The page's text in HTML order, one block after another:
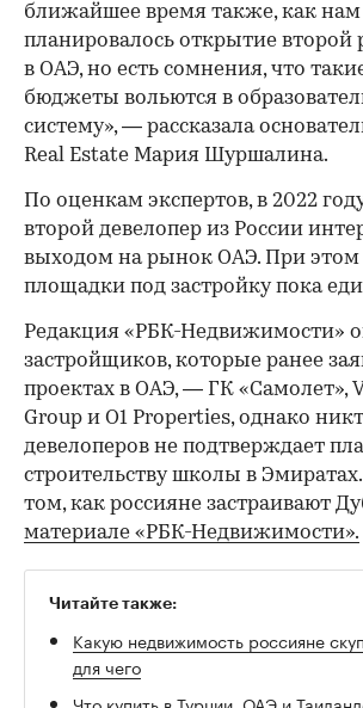
ближайшее время также, как нам
планировалось открытие второй
в ОАЭ, но есть сомнения, что
бюджеты вольются в
систему», — рассказала
Real Estate Мария Шуршалина.
По оценкам экспертов, в 2022
второй девелопер из России
выходом на рынок ОАЭ. При этом
площадки под застройку пока
Редакция «РБК-Недвижимости»
застройщиков, которые ранее
проектах в ОАЭ, — ГК «Самолет»,
Group и O1 Properties, однако
девелоперов не подтверждает
строительству школы в
том, как россияне застраивают
материале «РБК-Недвижимости».
Читайте также:
Какую недвижимость россияне
для чего